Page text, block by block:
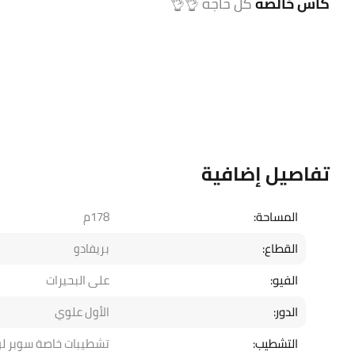
تفاصيل إضافية
المساحة:
178م
القطاع:
بريفادو
الفيو:
على البحيرات
الدور:
الأول علوي
التشطيب:
تشطيبات خاصة